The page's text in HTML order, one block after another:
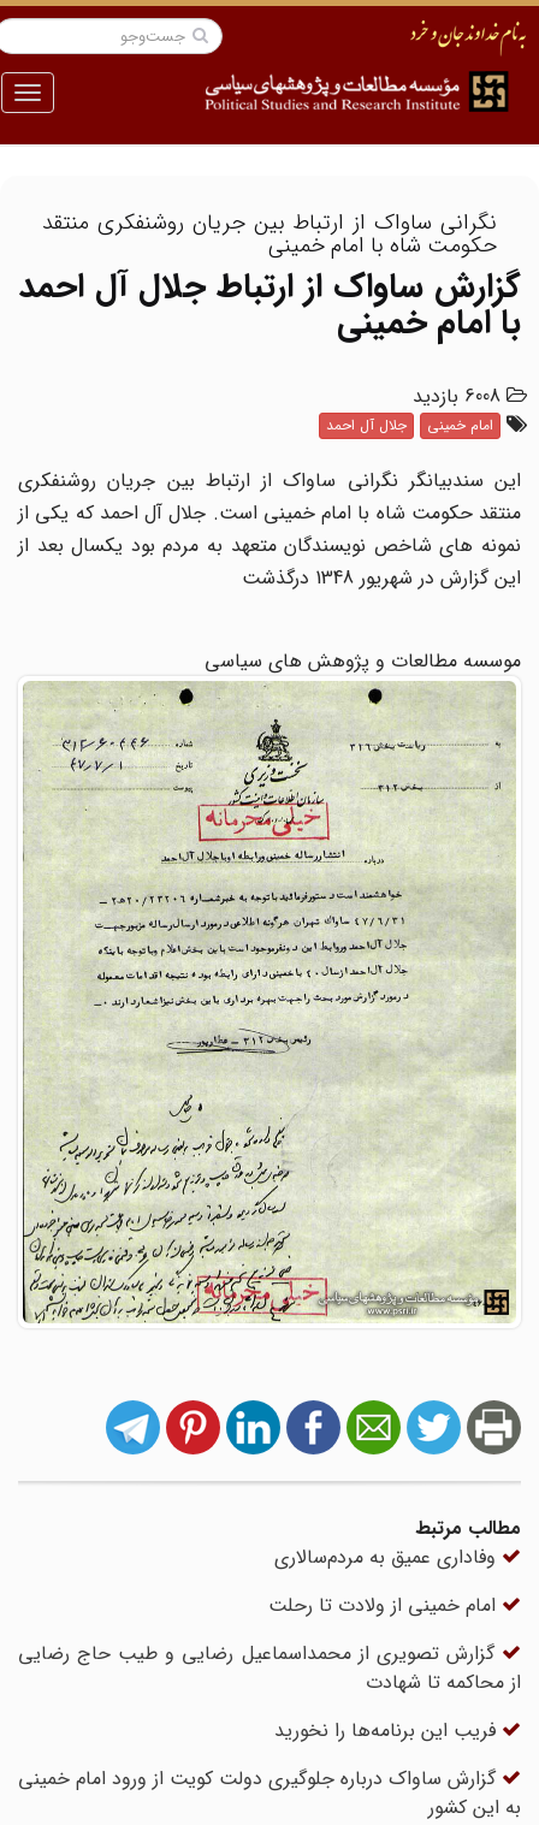
منو
نگرانی ساواک از ارتباط بین جریان روشنفکری منتقد
حکومت شاه با امام خمینی
گزارش ساواک از ارتباط جلال آل احمد
با امام خمینی
6008 بازدید
امام خمینی جلال آل احمد
این سندبیانگر نگرانی ساواک از ارتباط بین جریان روشنفکری
منتقد حکومت شاه با امام خمینی است. جلال آل احمد که یکی از
نمونه های شاخص نویسندگان متعهد به مردم بود یکسال بعد از
این گزارش در شهریور 1348 درگذشت
موسسه مطالعات و پژوهش های سیاسی
مطالب مرتبط
وفاداری عمیق به مردم‌سالاری
امام خمینی از ولادت تا رحلت
گزارش تصویری از محمداسماعیل رضایی و طیب حاج رضایی
از محاکمه تا شهادت
فریب این برنامه‌ها را نخورید
گزارش ساواک درباره جلوگیری دولت کویت از ورود امام خمینی
به این کشور